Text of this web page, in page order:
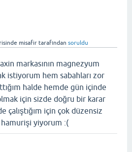
misafir tarafından soruldu
markasının magnezyum
istiyorum hem sabahları zor
halde hemde gün içinde
için sizde doğru bir karar
çalıştığım için çok düzensiz
yiyorum :(